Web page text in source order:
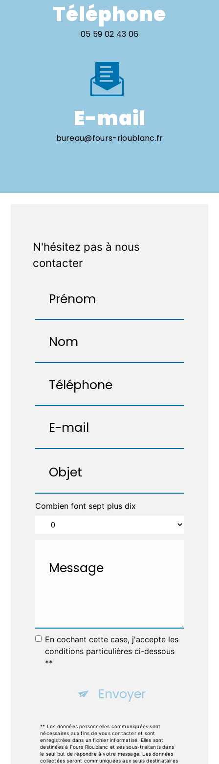
Téléphone
05 59 02 43 06
E-mail
bureau@fours-rioublanc.fr
N'hésitez pas à nous
contacter
Combien font sept plus dix
En cochant cette case, j'accepte les
conditions particulières ci-dessous
**
Envoyer
** Les données personnelles communiquées sont
nécessaires aux fins de vous contacter et sont
enregistrées dans un fichier informatisé. Elles sont
destinées à Fours Rioublanc et ses sous-traitants dans
le seul but de répondre à votre message. Les données
collectées seront communiquées aux seuls destinataires